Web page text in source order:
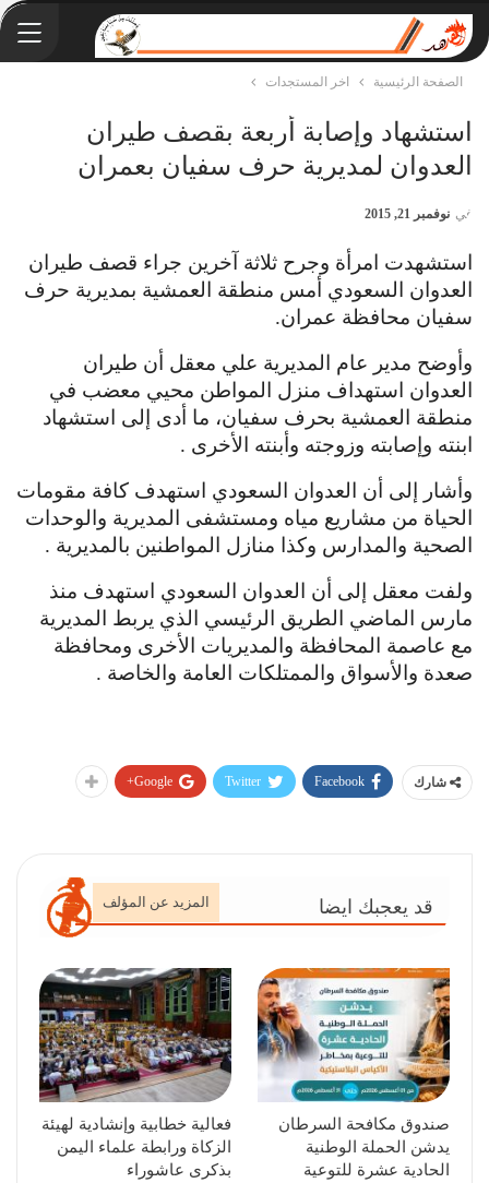
الصفحة الرئيسية اخر المستجدات
استشهاد وإصابة أربعة بقصف طيران
العدوان لمديرية حرف سفيان بعمران
في نوفمبر 21, 2015
استشهدت امرأة وجرح ثلاثة آخرين جراء قصف طيران
العدوان السعودي أمس منطقة العمشية بمديرية حرف
سفيان محافظة عمران.
وأوضح مدير عام المديرية علي معقل أن طيران
العدوان استهداف منزل المواطن محيي معضب في
منطقة العمشية بحرف سفيان، ما أدى إلى استشهاد
ابنته وإصابته وزوجته وأبنته الأخرى .
وأشار إلى أن العدوان السعودي استهدف كافة مقومات
الحياة من مشاريع مياه ومستشفى المديرية والوحدات
الصحية والمدارس وكذا منازل المواطنين بالمديرية .
ولفت معقل إلى أن العدوان السعودي استهدف منذ
مارس الماضي الطريق الرئيسي الذي يربط المديرية
مع عاصمة المحافظة والمديريات الأخرى ومحافظة
صعدة والأسواق والممتلكات العامة والخاصة .
شارك Facebook
Twitter
Google+
قد يعجبك ايضا المزيد عن المؤلف
صندوق مكافحة السرطان
يدشن الحملة الوطنية
الحادية عشرة للتوعية
فعالية خطابية وإنشادية لهيئة
الزكاة ورابطة علماء اليمن
بذكرى عاشوراء